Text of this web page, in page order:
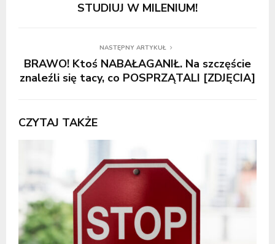
STUDIUJ W MILENIUM!
NASTĘPNY ARTYKUŁ
BRAWO! Ktoś NABAŁAGANIŁ. Na szczęście
znaleźli się tacy, co POSPRZĄTALI [ZDJĘCIA]
CZYTAJ TAKŻE